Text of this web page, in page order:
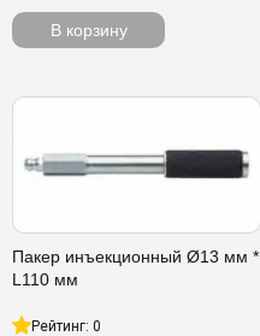
В корзину
Пакер инъекционный Ø13 мм *
L110 мм
Рейтинг: 0